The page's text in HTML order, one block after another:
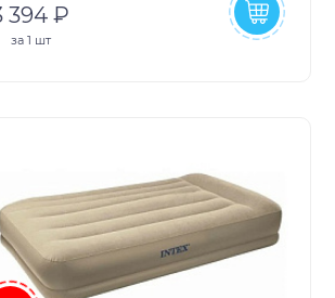
394 ₽
за 1 шт